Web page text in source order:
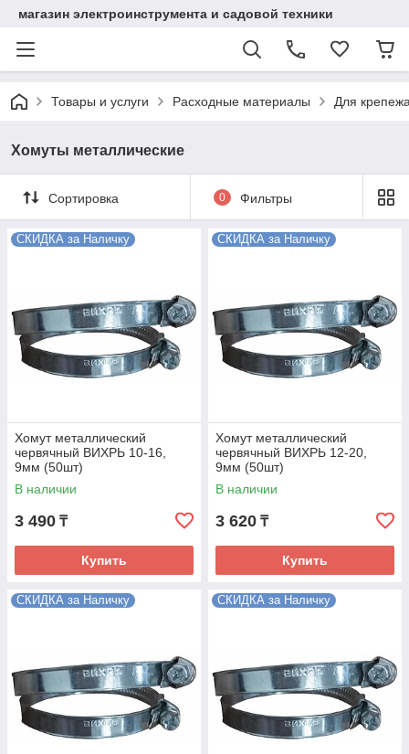
магазин электроинструмента и садовой техники
Товары и услуги Расходные материалы Для
Хомуты металлические
Сортировка 0 Фильтры
СКИДКА за Наличку
Хомут металлический
червячный ВИХРЬ 10-16,
9мм (50шт)
В наличии
3 490 ₸
Купить
СКИДКА за Наличку
Хомут металлический
червячный ВИХРЬ 12-20,
9мм (50шт)
В наличии
3 620 ₸
Купить
СКИДКА за Наличку СКИДКА за Наличку